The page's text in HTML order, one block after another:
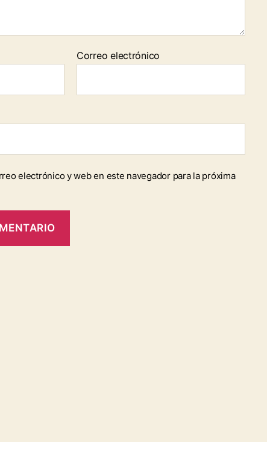
Correo electrónico
electrónico y web en este navegador para la próxima